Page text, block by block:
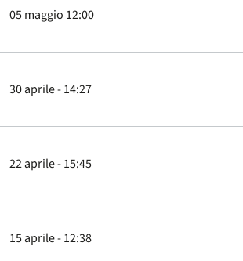
05 maggio 12:00
30 aprile - 14:27
22 aprile - 15:45
15 aprile - 12:38